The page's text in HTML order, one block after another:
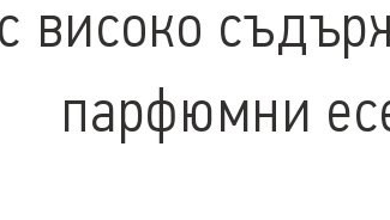
високо
парфюмни